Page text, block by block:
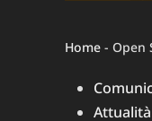
Home - Open
Posted
Attualità